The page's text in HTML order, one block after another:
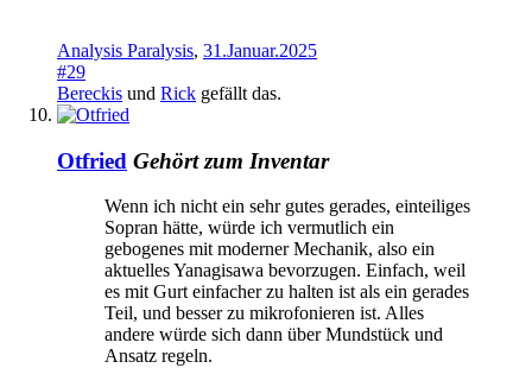
Analysis Paralysis, 31.Januar.2025
#29
Bereckis und Rick gefällt das.
Otfried Gehört zum Inventar
Wenn ich nicht ein sehr gutes gerades, einteiliges
Sopran hätte, würde ich vermutlich ein
gebogenes mit moderner Mechanik, also ein
aktuelles Yanagisawa bevorzugen. Einfach, weil
es mit Gurt einfacher zu halten ist als ein gerades
Teil, und besser zu mikrofonieren ist. Alles
andere würde sich dann über Mundstück und
Ansatz regeln.